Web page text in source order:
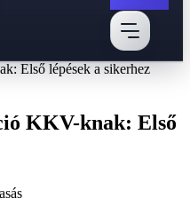
KKV-knak: Első